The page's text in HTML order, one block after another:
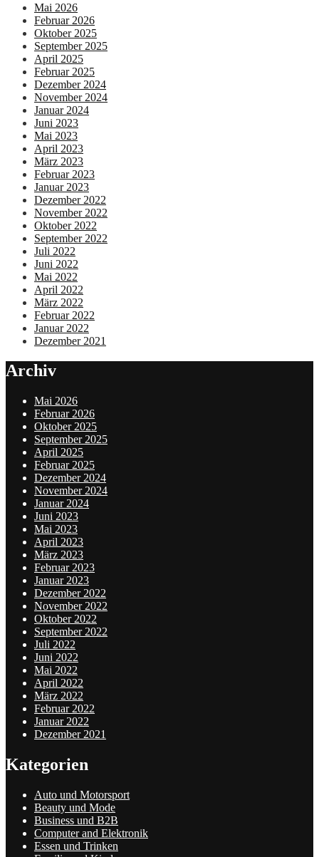
Mai 2026
Februar 2026
Oktober 2025
September 2025
April 2025
Februar 2025
Dezember 2024
November 2024
Januar 2024
Juni 2023
Mai 2023
April 2023
März 2023
Februar 2023
Januar 2023
Dezember 2022
November 2022
Oktober 2022
September 2022
Juli 2022
Juni 2022
Mai 2022
April 2022
März 2022
Februar 2022
Januar 2022
Dezember 2021
Archiv
Mai 2026
Februar 2026
Oktober 2025
September 2025
April 2025
Februar 2025
Dezember 2024
November 2024
Januar 2024
Juni 2023
Mai 2023
April 2023
März 2023
Februar 2023
Januar 2023
Dezember 2022
November 2022
Oktober 2022
September 2022
Juli 2022
Juni 2022
Mai 2022
April 2022
März 2022
Februar 2022
Januar 2022
Dezember 2021
Kategorien
Auto und Motorsport
Beauty und Mode
Business und B2B
Computer and Elektronik
Essen und Trinken